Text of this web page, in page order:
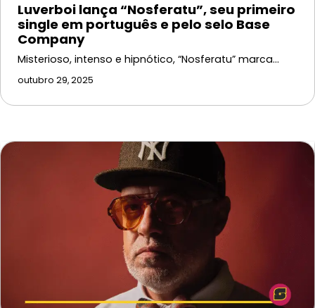
Luverboi lança “Nosferatu”, seu primeiro
single em português e pelo selo Base
Company
Misterioso, intenso e hipnótico, “Nosferatu” marca…
outubro 29, 2025